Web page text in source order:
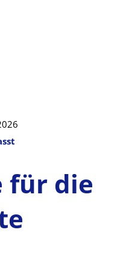
für die